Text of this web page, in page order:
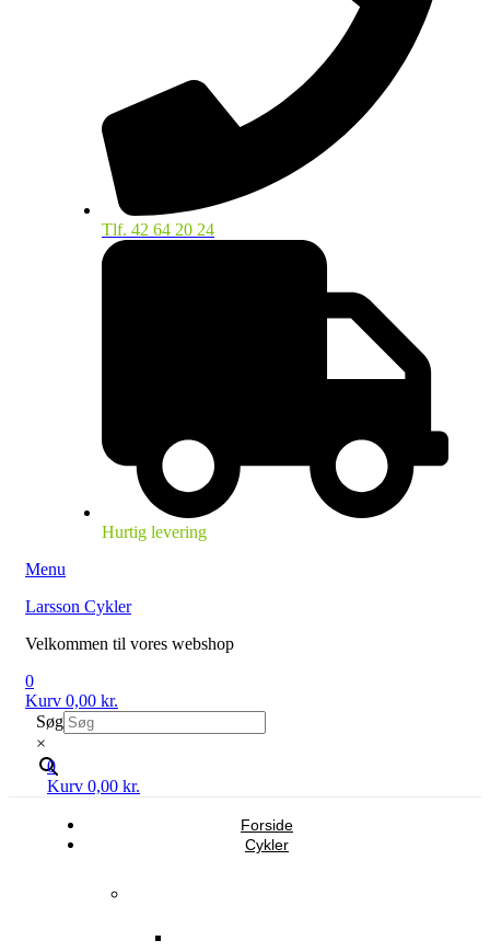
Tlf. 42 64 20 24
Hurtig levering
Menu
Larsson Cykler
Velkommen til vores webshop
0
Kurv 0,00 kr.
Søg
×
0
Kurv 0,00 kr.
Forside
Cykler